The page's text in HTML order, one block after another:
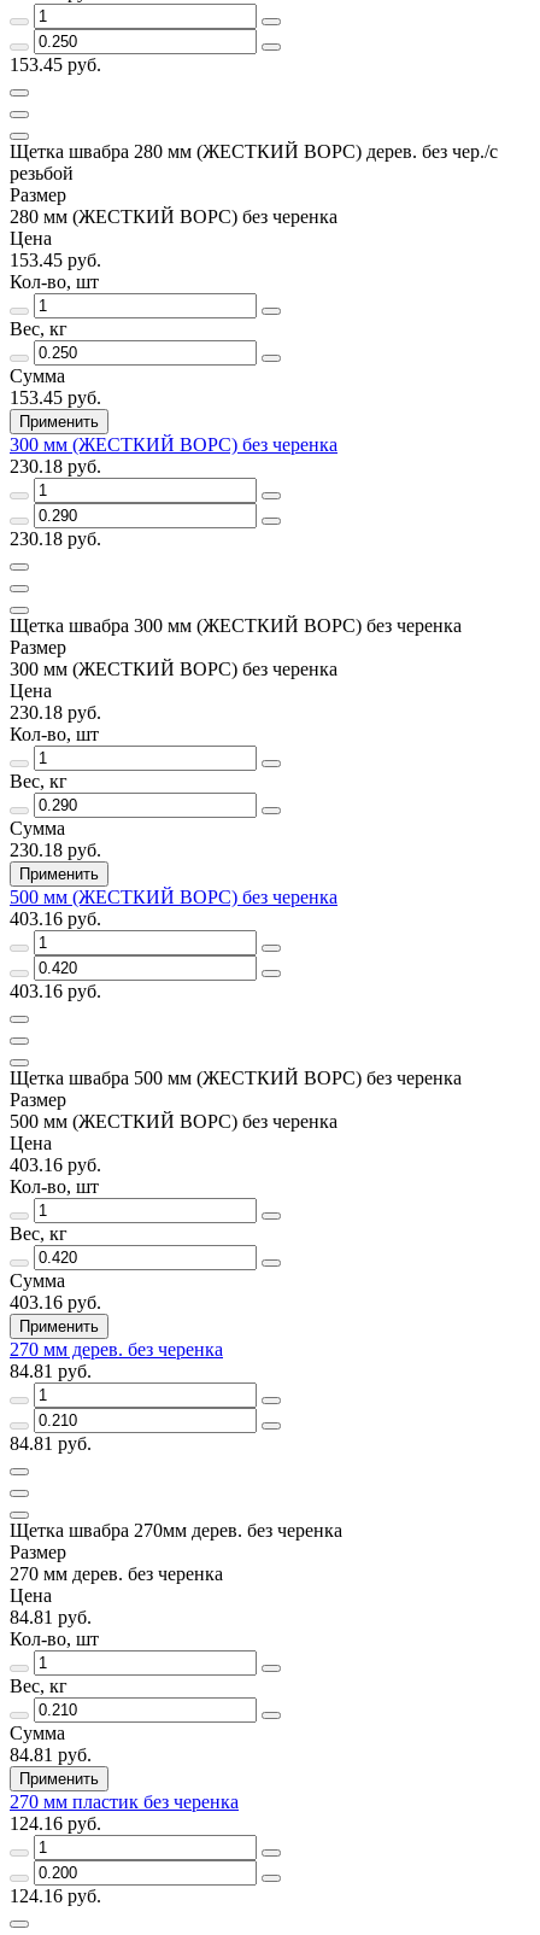
153.45 руб.
Щетка швабра 280 мм (ЖЕСТКИЙ ВОРС) дерев. без чер./с
резьбой
Размер
280 мм (ЖЕСТКИЙ ВОРС) без черенка
Цена
153.45 руб.
Кол-во, шт
Вес, кг
Сумма
153.45 руб.
Применить
300 мм (ЖЕСТКИЙ ВОРС) без черенка
230.18 руб.
230.18 руб.
Щетка швабра 300 мм (ЖЕСТКИЙ ВОРС) без черенка
Размер
300 мм (ЖЕСТКИЙ ВОРС) без черенка
Цена
230.18 руб.
Кол-во, шт
Вес, кг
Сумма
230.18 руб.
Применить
500 мм (ЖЕСТКИЙ ВОРС) без черенка
403.16 руб.
403.16 руб.
Щетка швабра 500 мм (ЖЕСТКИЙ ВОРС) без черенка
Размер
500 мм (ЖЕСТКИЙ ВОРС) без черенка
Цена
403.16 руб.
Кол-во, шт
Вес, кг
Сумма
403.16 руб.
Применить
270 мм дерев. без черенка
84.81 руб.
84.81 руб.
Щетка швабра 270мм дерев. без черенка
Размер
270 мм дерев. без черенка
Цена
84.81 руб.
Кол-во, шт
Вес, кг
Сумма
84.81 руб.
Применить
270 мм пластик без черенка
124.16 руб.
124.16 руб.